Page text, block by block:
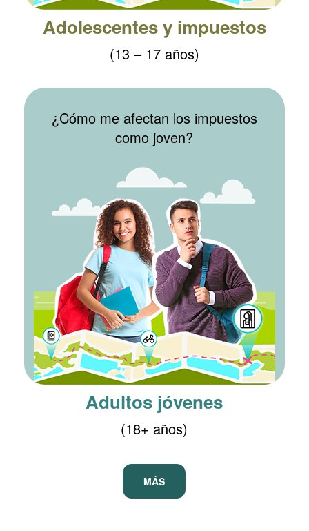
Adolescentes y impuestos
(13 – 17 años)
¿Cómo me afectan los impuestos
como joven?
Adultos jóvenes
(18+ años)
MÁS